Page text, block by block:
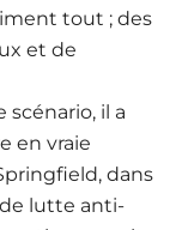
tout ; des
et de
scénario, il a
en vraie
dans
de lutte anti-